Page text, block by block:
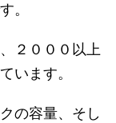
。
２０００以上
います。
の容量、そし